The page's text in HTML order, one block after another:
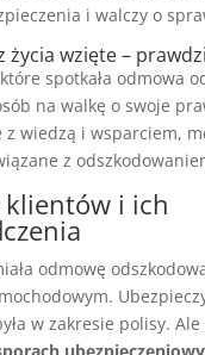
i walczy o
życia wzięte –
spotkała odmowa
na walkę o swoje
z wiedzą i wsparciem,
z
i ich
odmowę
w zakresie polisy.